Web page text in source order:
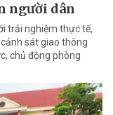
người dân
trải nghiệm thực tế,
sát giao thông
chủ động phòng